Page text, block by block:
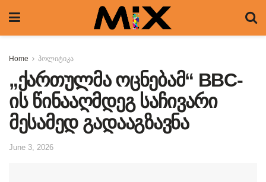
Home პოლიტიკა
„ქართულმა ოცნებამ“ BBC-
ის წინააღმდეგ საჩივარი
მესამედ გადააგზავნა
June 3, 2026